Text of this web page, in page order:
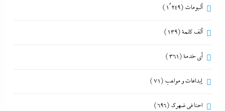
ألبومات (1٬249)
ألف كلمة(139)
أي خدمة(361)
إبداعات و مواهب (71)
احنا في ضهرك (696)